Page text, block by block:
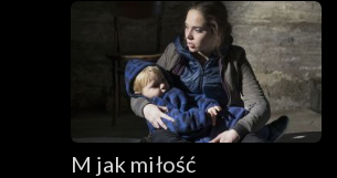
M jak miłość